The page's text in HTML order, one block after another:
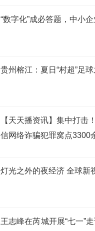
“数字化”成必答题，中小
贵州榕江：夏日“村超”足
【天天播资讯】集中打击
信网络诈骗犯罪窝点3300
灯光之外的夜经济 全球新
王志峰在芮城开展“七一”